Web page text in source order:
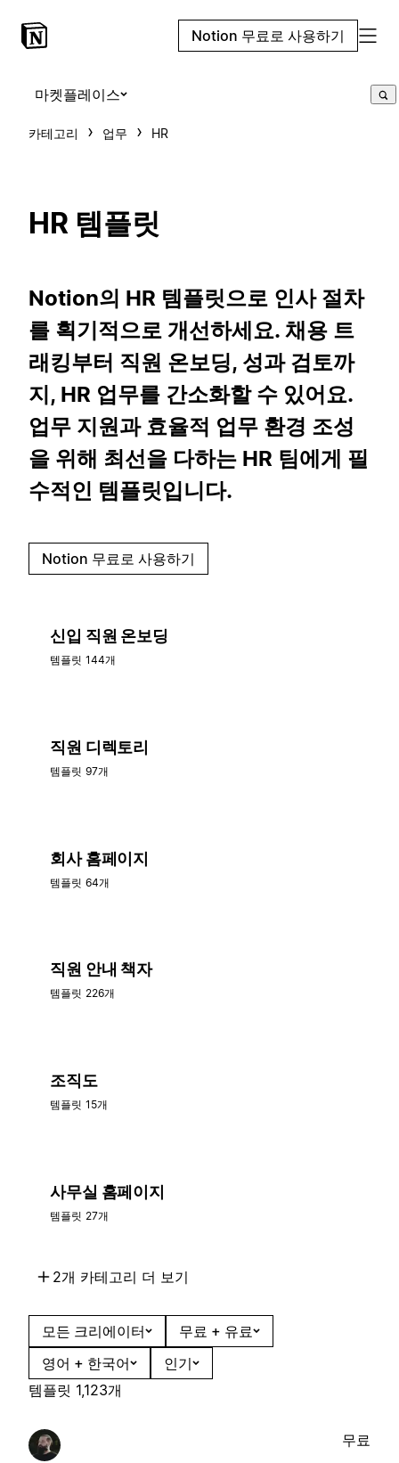
Notion 무료로 사용하기
마켓플레이스
카테고리 업무 HR
HR 템플릿
Notion의 HR 템플릿으로 인사 절차
를 획기적으로 개선하세요. 채용 트
래킹부터 직원 온보딩, 성과 검토까
지, HR 업무를 간소화할 수 있어요.
업무 지원과 효율적 업무 환경 조성
을 위해 최선을 다하는 HR 팀에게 필
수적인 템플릿입니다.
Notion 무료로 사용하기
신입 직원 온보딩
템플릿 144개
직원 디렉토리
템플릿 97개
회사 홈페이지
템플릿 64개
직원 안내 책자
템플릿 226개
조직도
템플릿 15개
사무실 홈페이지
템플릿 27개
2개 카테고리 더 보기
모든 크리에이터
무료 + 유료
영어 + 한국어
인기
템플릿 1,123개
무료